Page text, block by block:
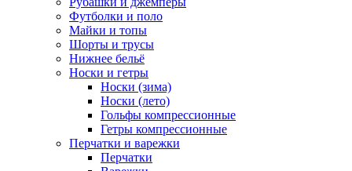
Футболки и поло
Майки и топы
Шорты и трусы
Нижнее бельё
Носки и гетры
Носки (зима)
Носки (лето)
Гольфы компрессионные
Гетры компрессионные
Перчатки и варежки
Перчатки